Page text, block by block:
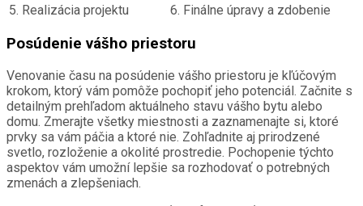
5. Realizácia projektu
6. Finálne úpravy a zdobenie
Posúdenie vášho priestoru
Venovanie času na posúdenie vášho priestoru je kľúčovým
krokom, ktorý vám pomôže pochopiť jeho potenciál. Začnite s
detailným prehľadom aktuálneho stavu vášho bytu alebo
domu. Zmerajte všetky miestnosti a zaznamenajte si, ktoré
prvky sa vám páčia a ktoré nie. Zohľadnite aj prirodzené
svetlo, rozloženie a okolité prostredie. Pochopenie týchto
aspektov vám umožní lepšie sa rozhodovať o potrebných
zmenách a zlepšeniach.